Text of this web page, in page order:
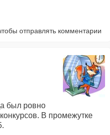
чтобы отправлять комментарии
был ровно
В промежутке